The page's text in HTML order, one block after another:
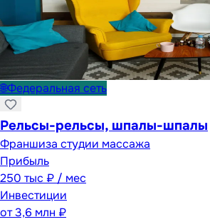
🌐Федеральная сеть
Рельсы-рельсы, шпалы-шпалы
Франшиза студии массажа
Прибыль
250 тыс ₽ / мес
Инвестиции
от3,6 млн ₽